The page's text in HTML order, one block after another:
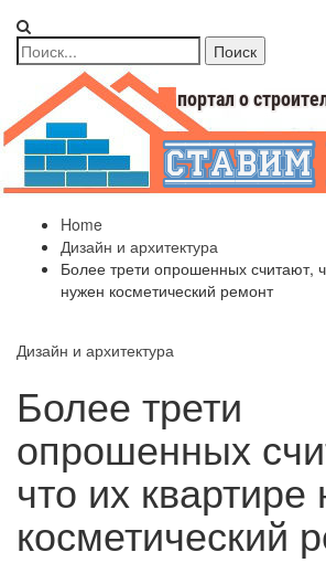
Home
Дизайн и архитектура
Более трети опрошенных считают,
нужен косметический ремонт
Дизайн и архитектура
Более трети
опрошенных
что их квартире
косметический